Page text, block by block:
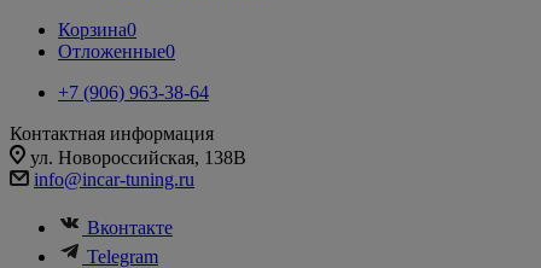
Корзина0
Отложенные0
+7 (906) 963-38-64
Контактная информация
ул. Новороссийская, 138В
info@incar-tuning.ru
Вконтакте
Telegram